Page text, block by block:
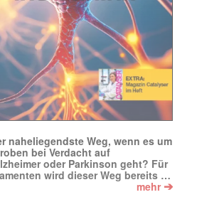
Newsletter
aktuell informiert.
naheliegendste Weg, wenn es um
bei Verdacht auf
oder Parkinson geht? Für
wird dieser Weg bereits …
mehr➔